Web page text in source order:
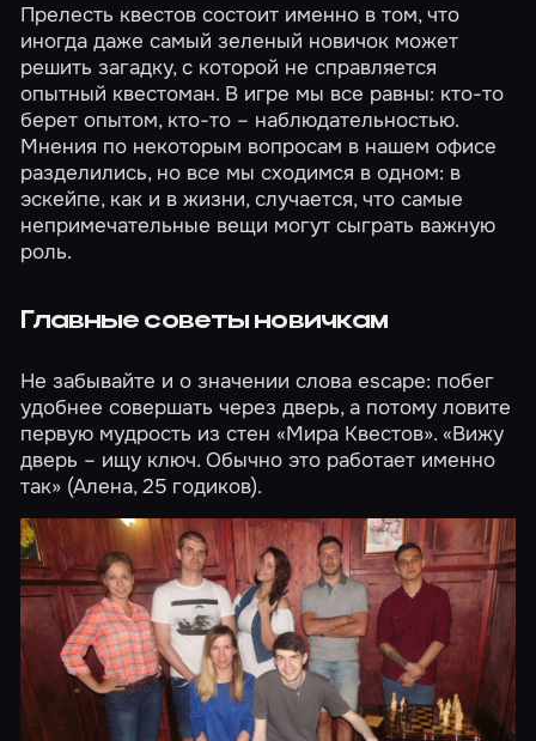
Прелесть квестов состоит именно в том, что
иногда даже самый зеленый новичок может
решить загадку, с которой не справляется
опытный квестоман. В игре мы все равны: кто-то
берет опытом, кто-то – наблюдательностью.
Мнения по некоторым вопросам в нашем офисе
разделились, но все мы сходимся в одном: в
эскейпе, как и в жизни, случается, что самые
непримечательные вещи могут сыграть важную
роль.
Главные советы новичкам
Не забывайте и о значении слова escape: побег
удобнее совершать через дверь, а потому ловите
первую мудрость из стен «Мира Квестов». «Вижу
дверь – ищу ключ. Обычно это работает именно
так» (Алена, 25 годиков).